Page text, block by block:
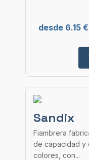
desde 6.15 €
Sandix
Fiambrera
de capacidad y
colores, con...